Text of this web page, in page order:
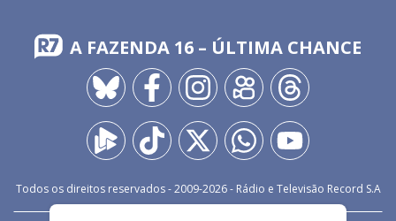
A FAZENDA 16 – ÚLTIMA CHANCE
Todos os direitos reservados - 2009-2026- Rádio e Televisão Record S.A